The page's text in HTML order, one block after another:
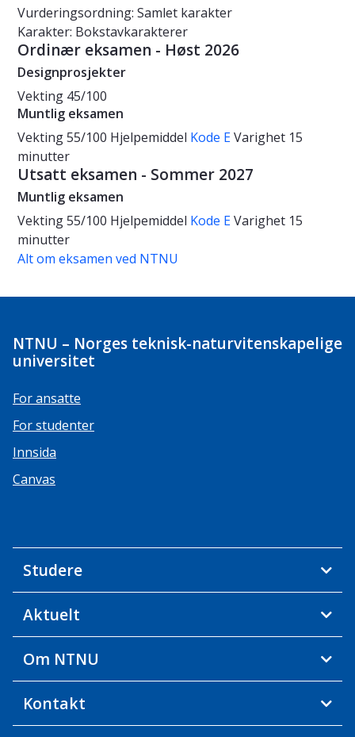
Vurderingsordning: Samlet karakter
Karakter: Bokstavkarakterer
Ordinær eksamen - Høst 2026
Designprosjekter
Vekting 45/100
Muntlig eksamen
Vekting55/100 Hjelpemiddel Kode EVarighet 15
minutter
Utsatt eksamen - Sommer 2027
Muntlig eksamen
Vekting55/100 Hjelpemiddel Kode EVarighet 15
minutter
Alt om eksamen ved NTNU
NTNU – Norges teknisk-naturvitenskapelige
universitet
For ansatte
For studenter
Innsida
Canvas
Studere
Aktuelt
Om NTNU
Kontakt